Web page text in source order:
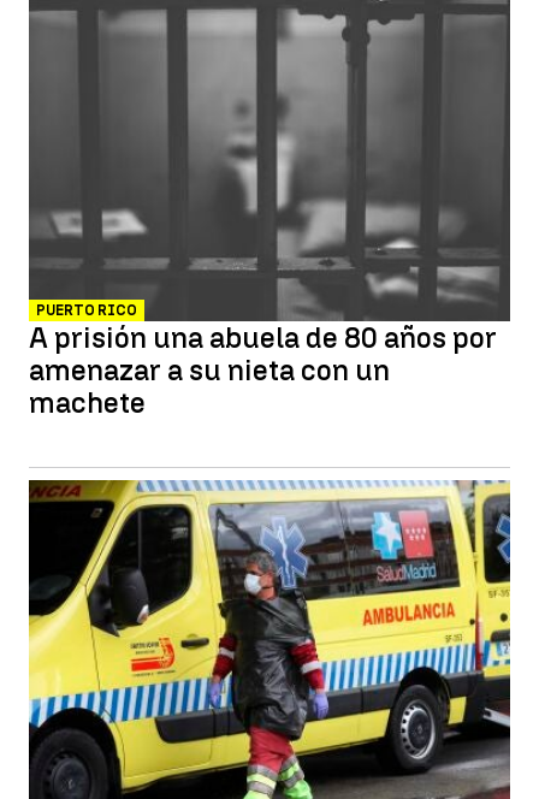
PUERTO RICO
A prisión una abuela de 80 años por
amenazar a su nieta con un
machete